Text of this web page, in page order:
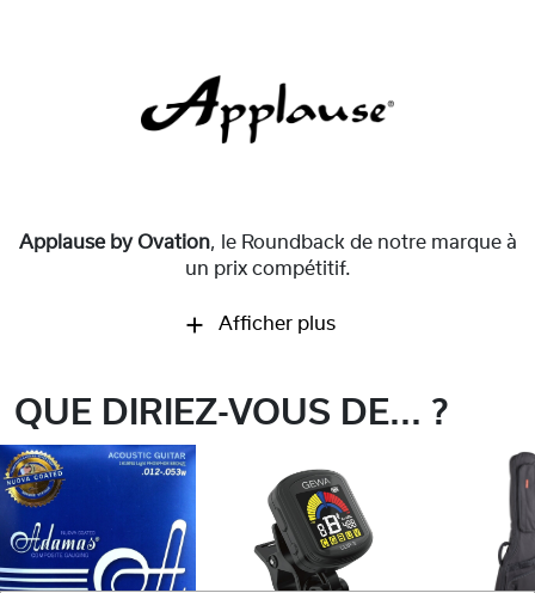
Applause by Ovation, le Roundback de notre marque à
un prix compétitif.
Afficher plus
QUE DIRIEZ-VOUS DE... ?